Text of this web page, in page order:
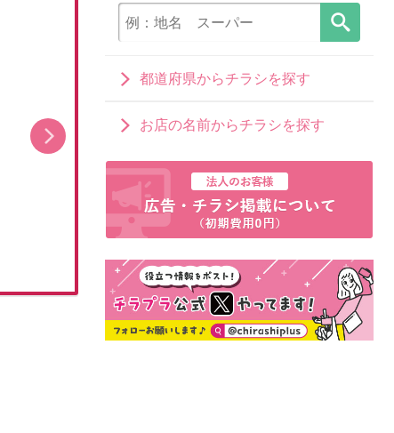
てまひま増刊号 春のしごと応援特集
都道府県からチラシを探す
お店の名前からチラシを探す